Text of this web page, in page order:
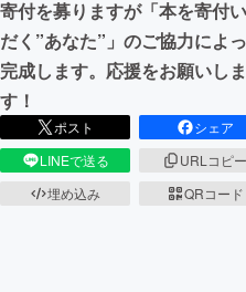
寄付を募りますが「本を寄付
だく”あなた”」のご協力によ
完成します。応援をお願いしま
す！
ポスト
シェア
LINEで送る
URLコピー
埋め込み
QRコード